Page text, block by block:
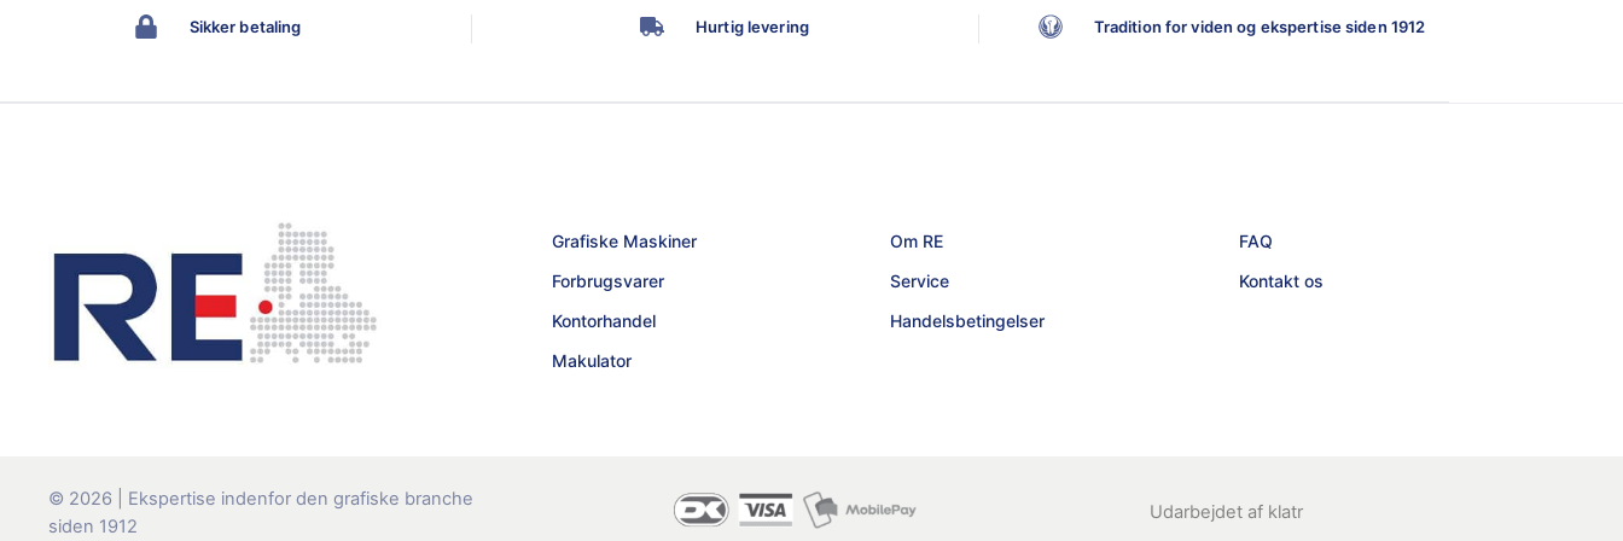
Sikker betaling Hurtig levering Tradition for viden og ekspertise siden 1912
Grafiske Maskiner
Forbrugsvarer
Kontorhandel
Makulator
Om RE
Service
Handelsbetingelser
FAQ
Kontakt os
© 2026 | Ekspertise indenfor den grafiske branche
siden 1912
Udarbejdet af klatr